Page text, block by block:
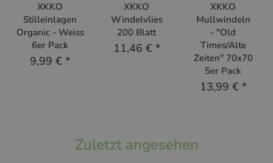
XKKO
Stilleinlagen
Organic - Weiss
6er Pack
9,99 € *
XKKO
Windelvlies
200 Blatt
11,46 € *
XKKO
Mullwindeln
- "Old
Times/Alte
Zeiten" 70x70
5er Pack
13,99 € *
Zuletzt angesehen